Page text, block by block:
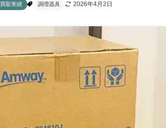
買取実績 調理器具 2026年4月2日